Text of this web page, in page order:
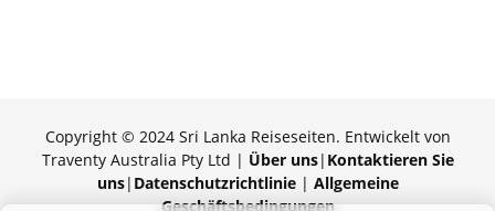
Copyright © 2024 Sri Lanka Reiseseiten. Entwickelt von
Traventy Australia Pty Ltd | Über uns| Kontaktieren Sie
uns| Datenschutzrichtlinie| Allgemeine
Geschäftsbedingungen